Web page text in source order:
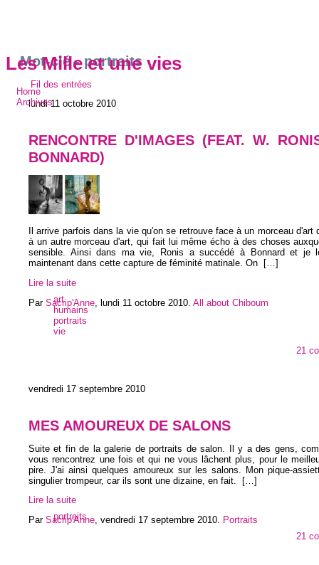
Les Mille et une vies
Home
Archives
Mot-clé - portraits
Fil des entrées
lundi 11 octobre 2010
RENCONTRE D'IMAGES (FEAT. W.
BONNARD)
Il arrive parfois dans la vie qu'on se retrouve face à un morceau d'art
à un autre morceau d'art, qui fait lui même écho à des choses
sensible. Ainsi dans ma vie, Ronis a succédé à Bonnard et je
maintenant dans cette capture de féminité matinale. On
[…]
Lire la suite
Par Sacrip'Anne lundi 11 octobre 2010 All about Chiboum
art
humains
portraits
vie
21
vendredi 17 septembre 2010
MES AMOUREUX DE SALONS
Suite et fin de la galerie de portraits de salon. Il y a des gens,
vous rencontrez une fois et qui ne vous lâchent plus, pour le
pire. J'ai ainsi quelques amoureux sur les salons. Mon pique-
singulier trompeur, car ils sont une dizaine, en fait.
[…]
Lire la suite
Par Sacrip'Anne, vendredi 17 septembre 2010. Portraits
portraits
21